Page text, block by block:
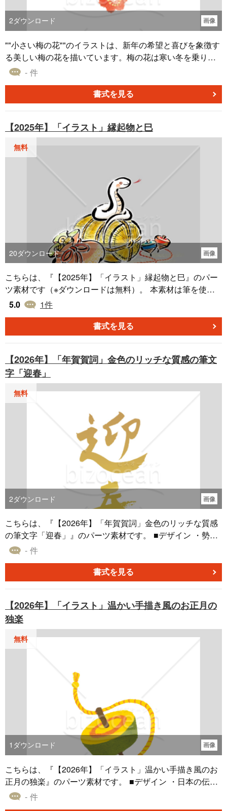
2ダウンロード 画像
""小さい梅の花""のイラストは、新年の希望と喜びを象徴す
る美しい梅の花を描いています。梅の花は寒い冬を乗り越
えて最初に咲く花であり、その力強さと美しさは新年の始
賀状のデザインを華やかで印象的なものにします。 このイ
ラストは背景が透明なPNG形式のため、任意の背景色に合
ンや制作物において自由にカスタマイズできます。また、
Microsoft WordやPowerPointなどの一般的なソフトウェア
に簡単に貼り付けることができ、プレゼンテーションや文
イラストは無料でダウンロードできます。自分だけの特別
なメッセージを伝えるために、今すぐこのイラストをダウ
ンロードしてみてください。
- 件
書式を見る
【2025年】「イラスト」縁起物と巳
無料
20ダウンロード 画像
こちらは、『【2025年】「イラスト」縁起物と巳』のパー
ツ素材です（※ダウンロードは無料）。 本素材は筆を使っ
たようなタッチのイラストであり、五穀豊穣を願う縁起物
巳』は、Word形式で作成した年賀状の挿絵やイラストなど
5.0 1件
書式を見る
【2026年】「年賀賀詞」金色のリッチな質感の筆文
字「迎春」
無料
2ダウンロード 画像
こちらは、『【2026年】「年賀賀詞」金色のリッチな質感
の筆文字「迎春」』のパーツ素材です。 ■デザイン ・勢い
と品格を兼ね備えた、美しい筆文字で書かれた年賀賀詞で
表現しています。 ・伝統的な書道の美しさを持ちながら
も、デザイン化された書体がおしゃれな印象を与えます。
です。 ・この賀詞を配置するだけで、年賀状全体がぐっと
格調高く、華やかな雰囲気になります。写真やイラストに
添えるメインの言葉として最適です。 ■色 ・新年のお祝い
にふさわしい、明るく輝きのある金色を使用しています。
別感を与えます。 ・ただの金色ではなく、金箔や絵の具の
ようなリッチな質感が特徴です。色の濃淡やグラデーショ
ンが、文字に立体感と深みを生み出しています。 ・温かみ
のある華やかな金色は、見る人の心を明るく、前向きな気
持ちにさせてくれます。希望に満ちた、新年の始まりを祝
うのに最適な色使いです。 ■文字・数字 ・書かれている文
字は「迎春」です。「新年を迎える」という意味を持つ、
おめでたい言葉で、年賀状の賀詞として広く一般的に使わ
れます。 ・四文字の賀詞に比べて、少しだけ改まった印象
が和らぐため、親しい友人や同僚はもちろん、ビジネス関
係の相手にも失礼なく使えます。 ・書体は、勢いがありな
がらも品のある「筆文字」。特にはねや払いの部分に力強
- 件
書式を見る
【2026年】「イラスト」温かい手描き風のお正月の
独楽
無料
1 ダウンロード 画像
こちらは、『【2026年】「イラスト」温かい手描き風のお
正月の独楽』のパーツ素材です。 ■デザイン ・日本の伝統
的なおもちゃ、「独楽（こま）」をモチーフにしていま
- 件